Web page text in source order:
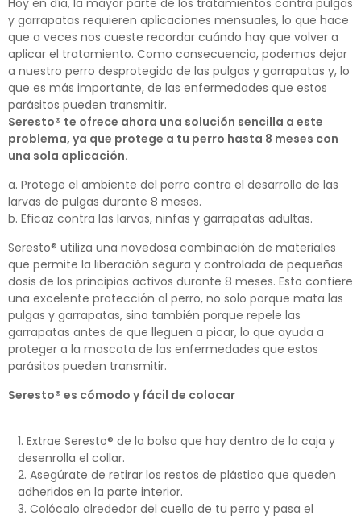
y garrapatas requieren aplicaciones mensuales, lo que hace
que a veces nos cueste recordar cuándo hay que volver a
aplicar el tratamiento. Como consecuencia, podemos dejar
a nuestro perro desprotegido de las pulgas y garrapatas y, lo
que es más importante, de las enfermedades que estos
parásitos pueden transmitir.
Seresto® te ofrece ahora una solución sencilla a este
problema, ya que protege a tu perro hasta 8 meses con
una sola aplicación.
a. Protege el ambiente del perro contra el desarrollo de las
larvas de pulgas durante 8 meses.
b. Eficaz contra las larvas, ninfas y garrapatas adultas.
Seresto® utiliza una novedosa combinación de materiales
que permite la liberación segura y controlada de pequeñas
dosis de los principios activos durante 8 meses. Esto confiere
una excelente protección al perro, no solo porque mata las
pulgas y garrapatas, sino también porque repele las
garrapatas antes de que lleguen a picar, lo que ayuda a
proteger a la mascota de las enfermedades que estos
parásitos pueden transmitir.
Seresto® es cómodo y fácil de colocar
Extrae Seresto® de la bolsa que hay dentro de la caja y
desenrolla el collar.
Asegúrate de retirar los restos de plástico que queden
adheridos en la parte interior.
Colócalo alrededor del cuello de tu perro y pasa el